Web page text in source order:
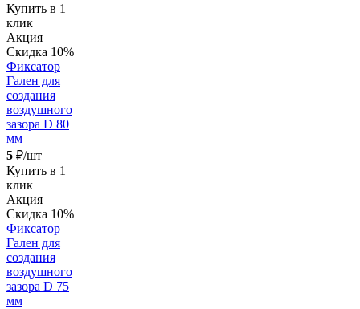
Купить в 1
клик
Акция
Скидка 10%
Фиксатор
Гален для
создания
воздушного
зазора D 80
мм
5 ₽/шт
Купить в 1
клик
Акция
Скидка 10%
Фиксатор
Гален для
создания
воздушного
зазора D 75
мм